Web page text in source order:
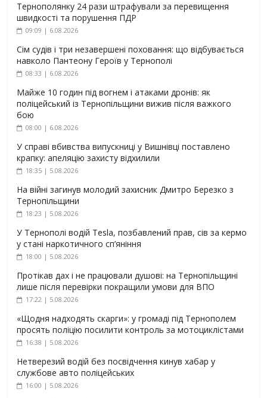
Тернополянку 24 рази штрафували за перевищення
швидкості та порушення ПДР
09:09 | 6.08.2026
Сім судів і три незавершені поховання: що відбувається
навколо Пантеону Героїв у Тернополі
08:33 | 6.08.2026
Майже 10 годин під вогнем і атаками дронів: як
поліцейський із Тернопільщини вижив після важкого
бою
08:00 | 6.08.2026
У справі вбивства випускниці у Вишнівці поставлено
крапку: апеляцію захисту відхилили
18:35 | 5.08.2026
На війні загинув молодий захисник Дмитро Березко з
Тернопільщини
18:23 | 5.08.2026
У Тернополі водій Tesla, позбавлений прав, сів за кермо
у стані наркотичного сп’яніння
18:00 | 5.08.2026
Протікав дах і не працювали душові: на Тернопільщині
лише після перевірки покращили умови для ВПО
17:22 | 5.08.2026
«Щодня надходять скарги»: у громаді під Тернополем
просять поліцію посилити контроль за мотоциклістами
16:38 | 5.08.2026
Нетверезий водій без посвідчення кинув хабар у
службове авто поліцейських
16:00 | 5.08.2026